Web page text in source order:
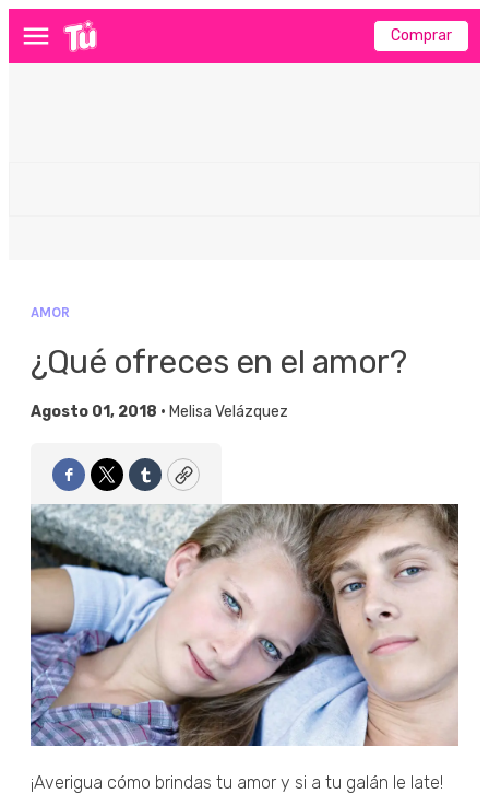
Menú Comprar
AMOR
¿Qué ofreces en el amor?
Agosto 01, 2018 • Melisa Velázquez
Facebook
TwitterTumblrCopy
¡Averigua cómo brindas tu amor y si a tu galán le late!